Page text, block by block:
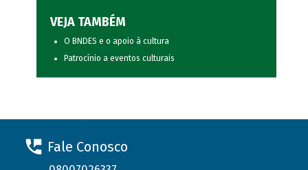
VEJA TAMBÉM
O BNDES e o apoio à cultura
Patrocínio a eventos culturais
Fale Conosco